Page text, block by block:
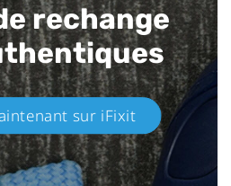
rechange
sur iFixit​